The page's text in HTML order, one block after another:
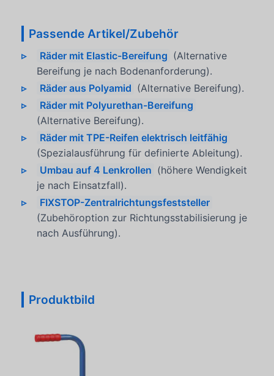
Passende Artikel/Zubehör
Räder mit Elastic-Bereifung (Alternative
Bereifung je nach Bodenanforderung).
Räder aus Polyamid (Alternative Bereifung).
Räder mit Polyurethan-Bereifung
(Alternative Bereifung).
Räder mit TPE-Reifen elektrisch leitfähig
(Spezialausführung für definierte Ableitung).
Umbau auf 4 Lenkrollen (höhere Wendigkeit
je nach Einsatzfall).
FIXSTOP-Zentralrichtungsfeststeller
(Zubehöroption zur Richtungsstabilisierung je
nach Ausführung).
Produktbild